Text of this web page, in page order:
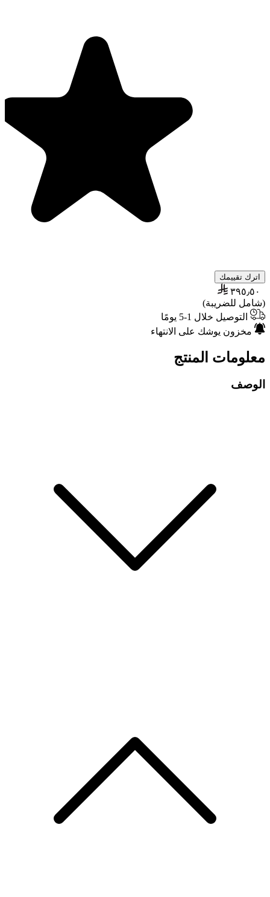
اترك تقييمك
٣٩٥٫٥٠
(شامل للضريبة)
التوصيل خلال 1-5 يومًا
مخزون يوشك على الانتهاء
معلومات المنتج
الوصف